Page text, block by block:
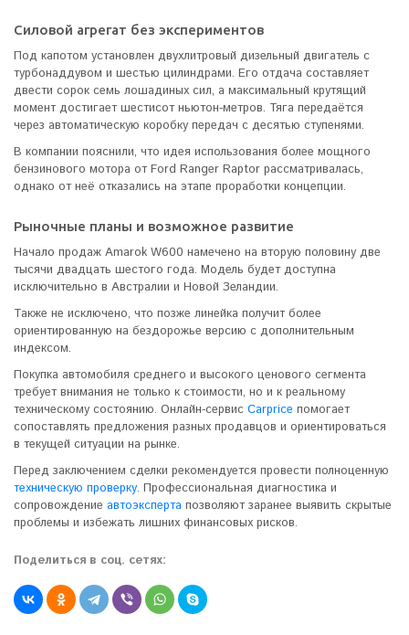
Силовой агрегат без экспериментов
Под капотом установлен двухлитровый дизельный двигатель с
турбонаддувом и шестью цилиндрами. Его отдача составляет
двести сорок семь лошадиных сил, а максимальный крутящий
момент достигает шестисот ньютон-метров. Тяга передаётся
через автоматическую коробку передач с десятью ступенями.
В компании пояснили, что идея использования более мощного
бензинового мотора от Ford Ranger Raptor рассматривалась,
однако от неё отказались на этапе проработки концепции.
Рыночные планы и возможное развитие
Начало продаж Amarok W600 намечено на вторую половину две
тысячи двадцать шестого года. Модель будет доступна
исключительно в Австралии и Новой Зеландии.
Также не исключено, что позже линейка получит более
ориентированную на бездорожье версию с дополнительным
индексом.
Покупка автомобиля среднего и высокого ценового сегмента
требует внимания не только к стоимости, но и к реальному
техническому состоянию. Онлайн-сервис Carprice помогает
сопоставлять предложения разных продавцов и ориентироваться
в текущей ситуации на рынке.
Перед заключением сделки рекомендуется провести полноценную
техническую проверку. Профессиональная диагностика и
сопровождение автоэксперта позволяют заранее выявить скрытые
проблемы и избежать лишних финансовых рисков.
Поделиться в соц. сетях: